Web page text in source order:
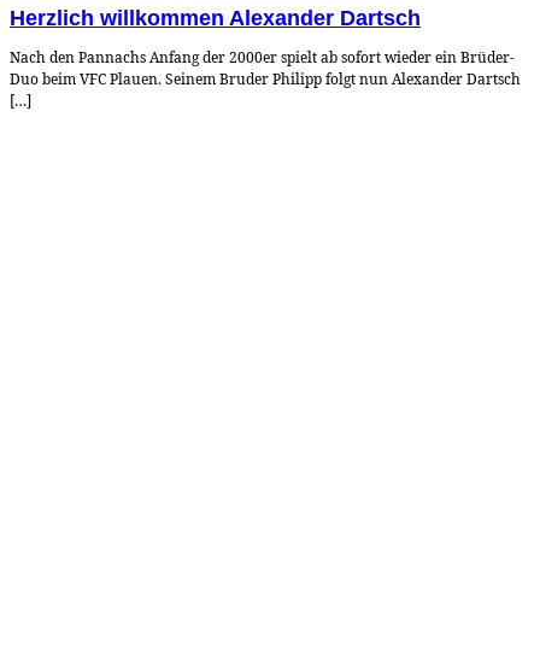
Herzlich willkommen Alexander Dartsch
Nach den Pannachs Anfang der 2000er spielt ab sofort wieder ein Brüder-
Duo beim VFC Plauen. Seinem Bruder Philipp folgt nun Alexander Dartsch
[…]